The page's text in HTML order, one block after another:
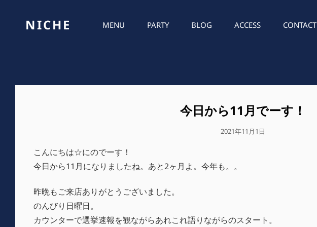
NICHE MENU PARTY BLOG ACCESS CONTACT
今日から11月でーす！
公
2021年11月1日
こんにちは☆にのでーす！
今日から11月になりましたね。あと2ヶ月よ。今年も。。
昨晩もご来店ありがとうございました。
のんびり日曜日。
カウンターで選挙速報を観ながらあれこれ語りながらのスタート。